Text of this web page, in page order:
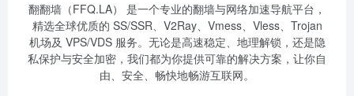
翻翻墙（FFQ.LA） 是一个专业的翻墙与网络加速导航平台，
精选全球优质的 SS/SSR、V2Ray、Vmess、Vless、Trojan
机场及 VPS/VDS 服务。无论是高速稳定、地理解锁，还是隐
私保护与安全加密，我们都为你提供可靠的解决方案，让你自
由、安全、畅快地畅游互联网。